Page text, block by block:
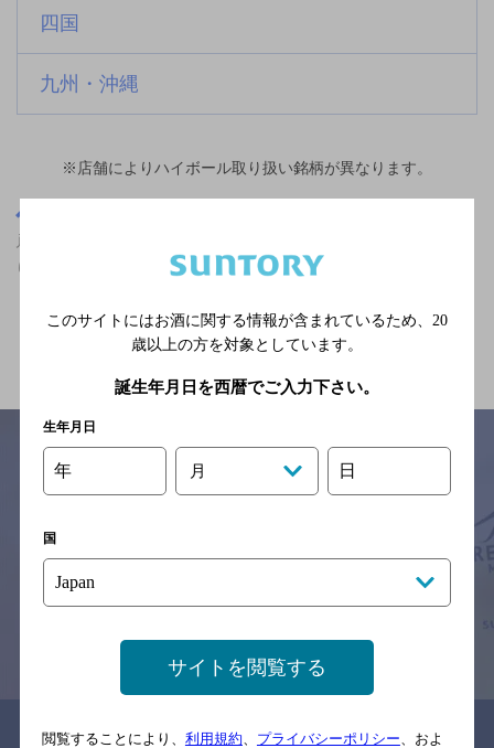
四国
九州・沖縄
※店舗によりハイボール取り扱い銘柄が異なります。
戸塚駅(神奈川県)周辺500m,カールスバーグが飲める,座敷あ
り,3,000円以上～5,000円未満のお店
関連ページ
※それぞれのお店のメニューや営業時間などの掲載情報については、
予告なしに変更されることがありますので、
念のためお店にご確認の上ご来店くださいますようお願い申し上げま
情報提供：ぐるなび
関連リンク
このサイトにはお酒に関する情報が含まれているため、 20
歳以上の方を対象としています。
誕生年月日を西暦でご入力下さい。
生年月日
年 月 日
国
サイトを閲覧する
閲覧することにより、 利用規約、 プライバシーポリシー、およ